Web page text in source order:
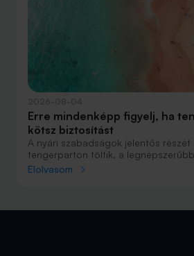
Erre mindenképp figyelj, ha
kötsz biztosítást
A nyári szabadságok jelentős részét
tengerparton töltik, a
Horvátország, Olaszország és
sokszor az utolsó pillanatra marad.
Elolvasom